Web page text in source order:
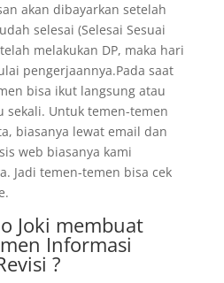
akan dibayarkan setelah
selesai (Selesai Sesuai
melakukan DP, maka hari
pengerjaannya.Pada saat
bisa ikut langsung atau
sekali. Untuk temen-temen
biasanya lewat email dan
web biasanya kami
Jadi temen-temen bisa cek
Joki membuat
Informasi
?